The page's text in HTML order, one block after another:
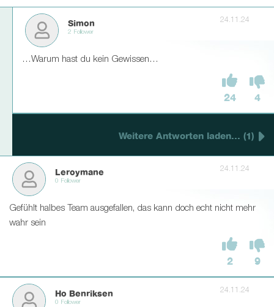
Simon
2 Follower
24.11.24
…Warum hast du kein Gewissen…
24 4
Weitere Antworten laden... (1)
Leroymane
0 Follower
24.11.24
Gefühlt halbes Team ausgefallen, das kann doch echt nicht mehr
wahr sein
2 9
Ho Benriksen
0 Follower
24.11.24